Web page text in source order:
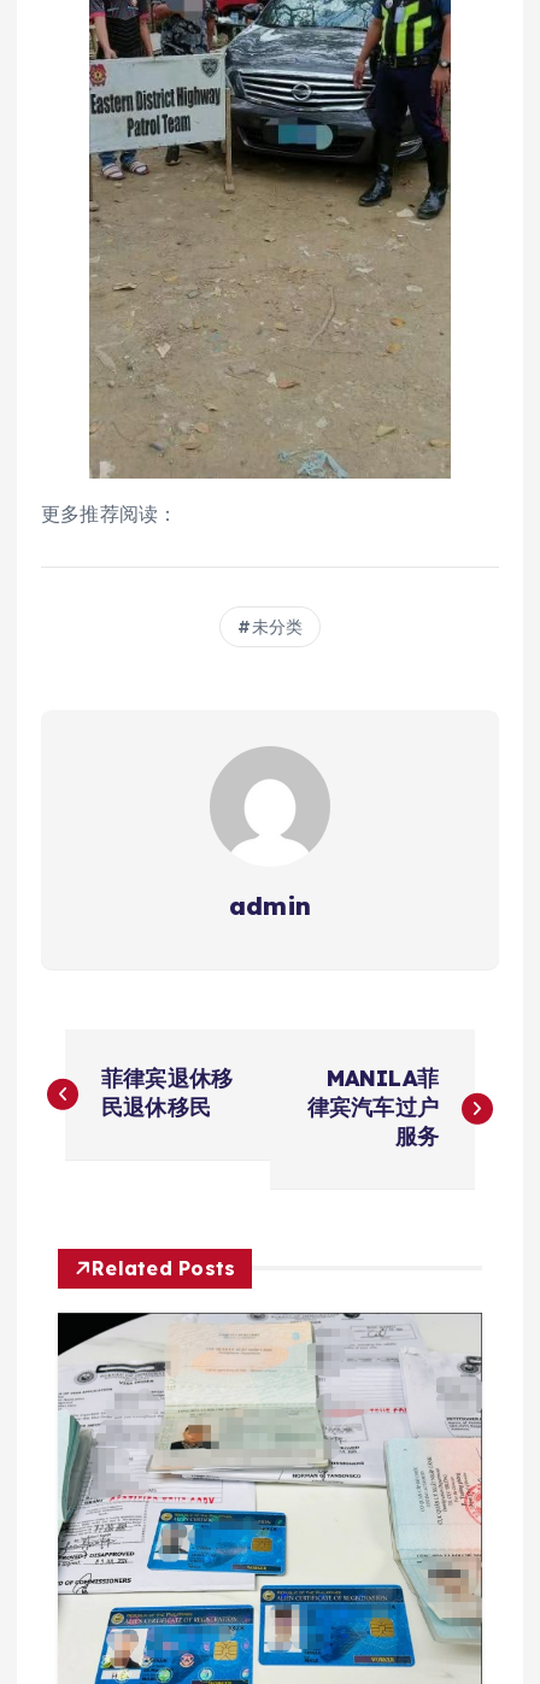
更多推荐阅读：
未分类
admin
章
航
菲律宾退休移
民退休移民
MANILA菲
律宾汽车过户
服务
Related Posts